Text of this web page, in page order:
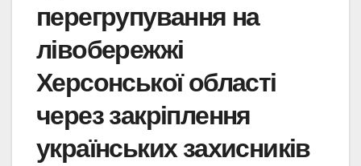
перегрупування на
лівобережжі
Херсонської області
через закріплення
українських захисників